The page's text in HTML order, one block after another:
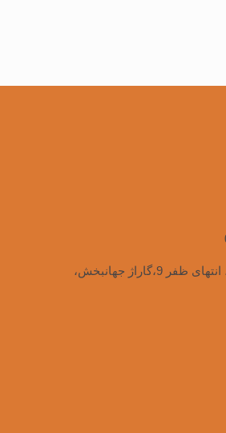
آدرس : ایران، کرج،کمالشهر، انتهای ظفر 9،گاراژ جهانبخش،